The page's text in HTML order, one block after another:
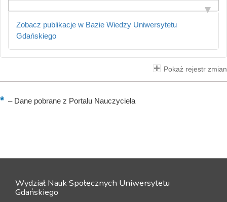
Zobacz publikacje w Bazie Wiedzy Uniwersytetu
Gdańskiego
Pokaż rejestr zmian
–Dane pobrane z Portalu Nauczyciela
Wydział Nauk Społecznych Uniwersytetu
Gdańskiego